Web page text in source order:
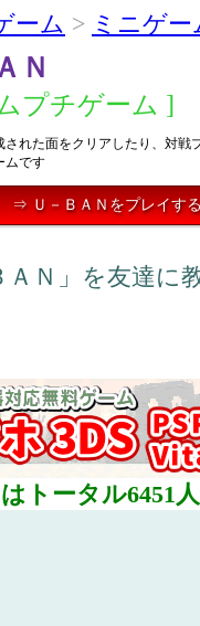
ーム > ミニゲー
Ｎ
プチゲーム ]
された面をクリアしたり、対戦
ムです
⇒ Ｕ－ＢＡＮをプレイす
Ｎ」を友達に
トータル6451